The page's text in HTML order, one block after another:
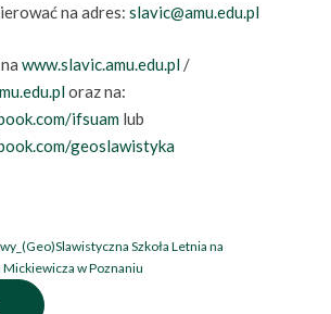
na adres: slavic@amu.edu.pl
www.slavic.amu.edu.pl /
oraz na:
ifsuam lub
geoslawistyka
Szkoła Letnia na
w Poznaniu